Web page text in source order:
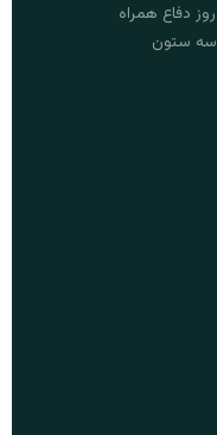
دفاع همراه
سه ستون